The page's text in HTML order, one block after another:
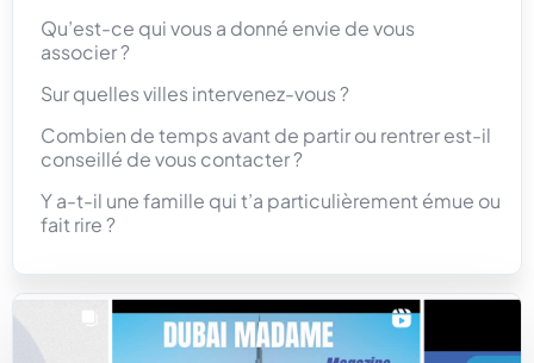
Qu’est-ce qui vous a donné envie de vous
associer ?
Sur quelles villes intervenez-vous ?
Combien de temps avant de partir ou rentrer est-il
conseillé de vous contacter ?
Y a-t-il une famille qui t’a particulièrement émue ou
fait rire ?